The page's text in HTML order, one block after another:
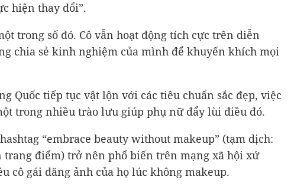
hiện thay đổi”.
trong số đó. Cô vẫn hoạt động tích cực trên diễn
chia sẻ kinh nghiệm của mình để khuyến khích mọi
Quốc tiếp tục vật lộn với các tiêu chuẩn sắc đẹp, việc
trong nhiều trào lưu giúp phụ nữ đẩy lùi điều đó.
“embrace beauty without makeup” (tạm dịch:
trang điểm) trở nên phổ biến trên mạng xã hội xứ
cô gái đăng ảnh của họ lúc không makeup.